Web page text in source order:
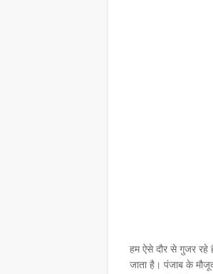
हम ऐसे दौर से गुजर रहे
जाता है। पंजाब के